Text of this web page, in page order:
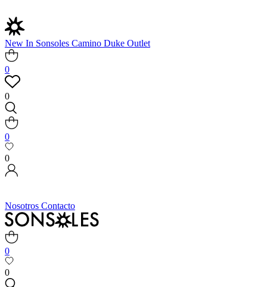
New In Sonsoles Camino Duke Outlet
0
0
0
0
Nosotros Contacto
0
0